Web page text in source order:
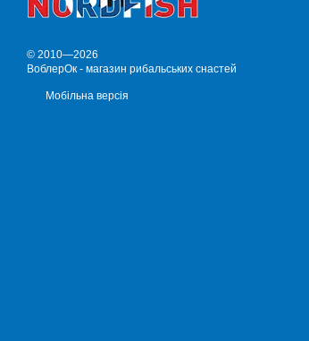
© 2010—2026
ВоблерОк - магазин рибальських снастей
Мобільна версія